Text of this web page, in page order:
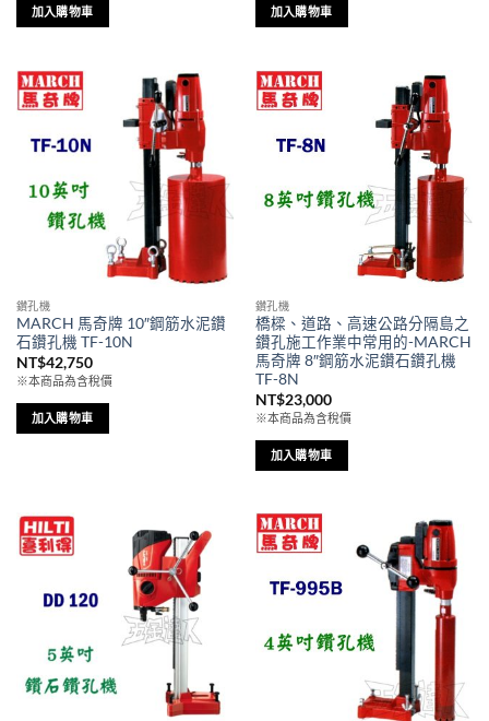
加入購物車 加入購物車
鑽孔機
MARCH 馬奇牌 10″鋼筋水泥鑽
石鑽孔機 TF-10N
NT$42,750
※本商品為含稅價
加入購物車
鑽孔機
橋樑、道路、高速公路分隔島之
鑽孔施工作業中常用的-MARCH
馬奇牌 8″鋼筋水泥鑽石鑽孔機
TF-8N
NT$23,000
※本商品為含稅價
加入購物車